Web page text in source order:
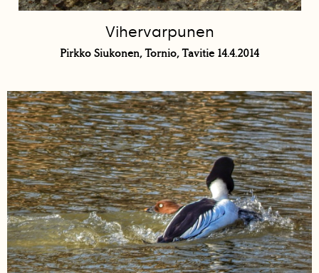
Vihervarpunen
Pirkko Siukonen, Tornio, Tavitie 14.4.2014